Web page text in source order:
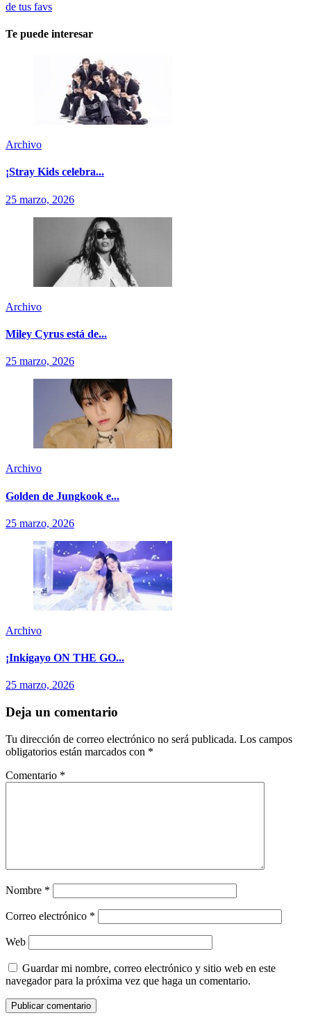
de tus favs
Te puede interesar
Archivo
¡Stray Kids celebra...
25 marzo, 2026
Archivo
Miley Cyrus está de...
25 marzo, 2026
Archivo
Golden de Jungkook e...
25 marzo, 2026
Archivo
¡Inkigayo ON THE GO...
25 marzo, 2026
Deja un comentario
Tu dirección de correo electrónico no será publicada. Los campos
obligatorios están marcados con *
Comentario *
Nombre *
Correo electrónico *
Web
Guardar mi nombre, correo electrónico y sitio web en este
navegador para la próxima vez que haga un comentario.